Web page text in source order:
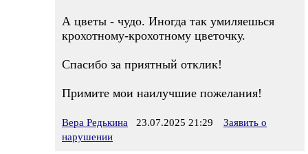
А цветы - чудо. Иногда так умиляешься
крохотному-крохотному цветочку.
Спасибо за приятный отклик!
Примите мои наилучшие пожелания!
Вера Редькина 23.07.2025 21:29
Заявить о
нарушении